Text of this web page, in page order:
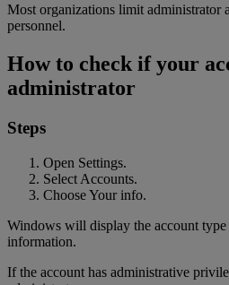
Most organizations limit administrator
personnel.
How to check if your
administrator
Steps
Open Settings.
Select Accounts.
Choose Your info.
Windows will display the account type
information.
If the account has administrative